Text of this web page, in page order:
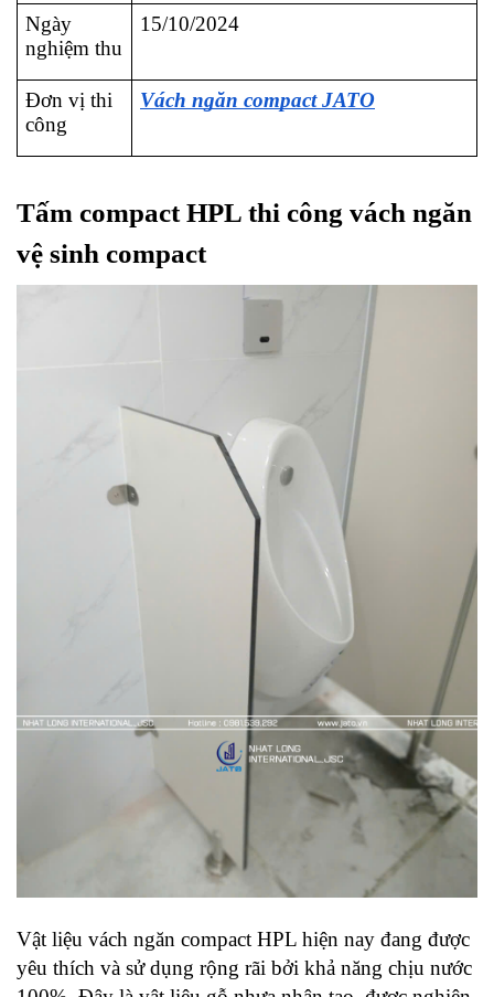
Ngày
nghiệm thu
15/10/2024
Đơn vị thi
công
Vách ngăn compact JATO
Tấm compact HPL thi công vách ngăn
vệ sinh compact
Vật liệu vách ngăn compact HPL hiện nay đang được
yêu thích và sử dụng rộng rãi bởi khả năng chịu nước